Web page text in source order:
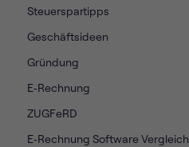
Steuerspartipps
Geschäftsideen
Gründung
E‑Rechnung
ZUGFeRD
E‑Rechnung Software Vergleich